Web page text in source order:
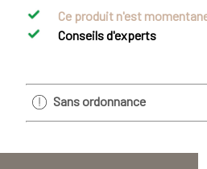
Ce produit n'est
Conseils d'experts
Sans ordonnance